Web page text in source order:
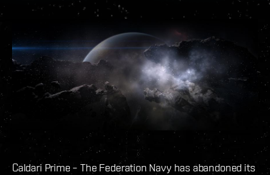
Caldari Prime – The Federation Navy has abandoned its